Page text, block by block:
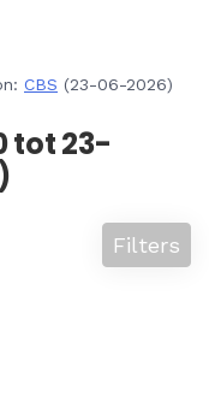
CBS (23-06-2026)
tot 23-
Filters